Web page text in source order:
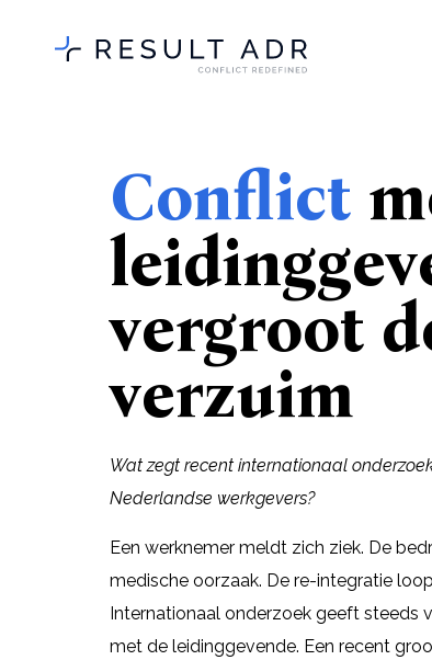
Conflict
vergroot
verzuim
Wat zegt recent internationaal
Nederlandse werkgevers?
Een werknemer meldt zich ziek. De
medische oorzaak. De re-integratie
Internationaal onderzoek geeft steeds
met de leidinggevende. Een recent